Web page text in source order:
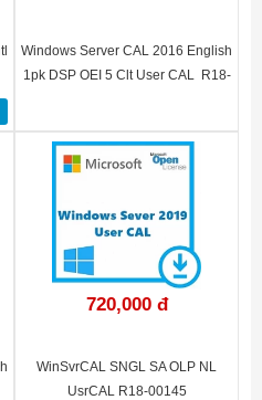
Windows Server CAL 2016 English
1pk DSP OEI 5 Clt User CAL R18-
720,000 đ
WinSvrCAL SNGL SA OLP NL
UsrCAL R18-00145